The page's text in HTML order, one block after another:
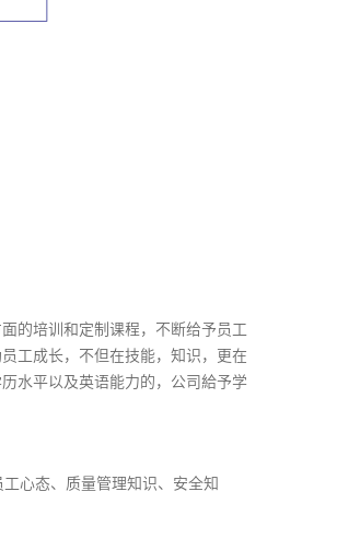
的培训和定制课程，不断给予员工
工成长，不但在技能，知识，更在
水平以及英语能力的，公司給予学
心态、质量管理知识、安全知